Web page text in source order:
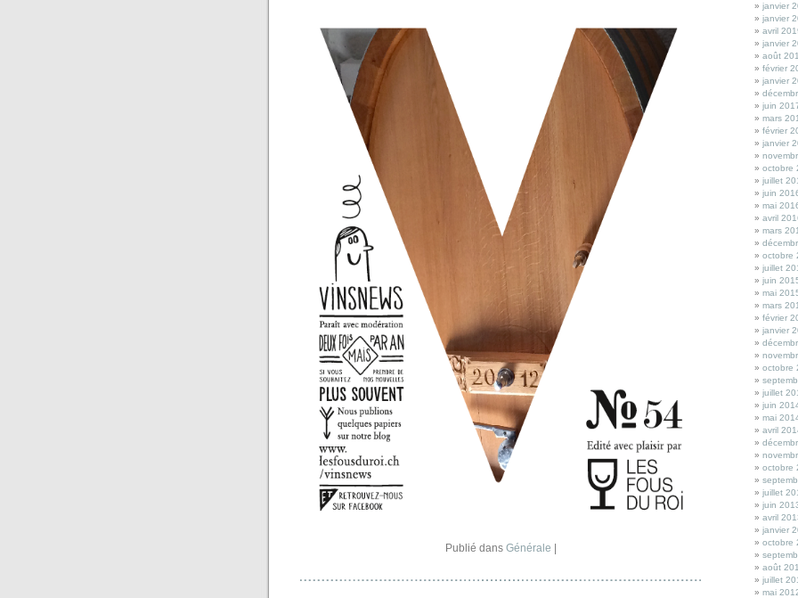
Publié dans Générale
janvier
janvier
avril
janvier
août
février
janvier
juin
mars
février
janvier
octobre
juillet
juin
mai
avril
mars
octobre
juillet
juin
mai
mars
février
janvier
octobre
juillet
juin
mai
avril
octobre
juillet
juin
avril
janvier
octobre
août
juillet
mai